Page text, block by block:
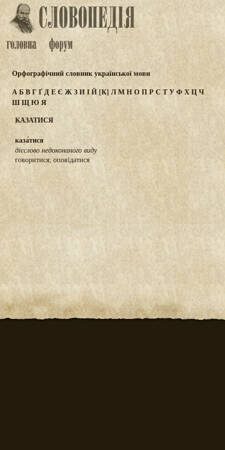
Орфографічний словник української мови
АБВГҐДЕЄ ЖЗИІЙ [К] ЛМНОПР СТУФХЦЧ
ШЩЮЯ
КАЗАТИСЯ
каза́тися
дієслово недоконаного виду
говоритися; оповідатися